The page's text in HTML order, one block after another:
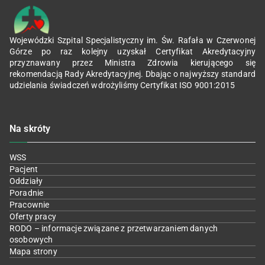
Wojewódzki Szpital Specjalistyczny im. Św. Rafała w Czerwonej
Górze po raz kolejny uzyskał Certyfikat Akredytacyjny
przyznawany przez Ministra Zdrowia kierującego się
rekomendacją Rady Akredytacyjnej. Dbając o najwyższy standard
udzielania świadczeń wdrożyliśmy Certyfikat ISO 9001:2015
Na skróty
WSS
Pacjent
Oddziały
Poradnie
Pracownie
Oferty pracy
RODO – informacje związane z przetwarzaniem danych
osobowych
Mapa strony